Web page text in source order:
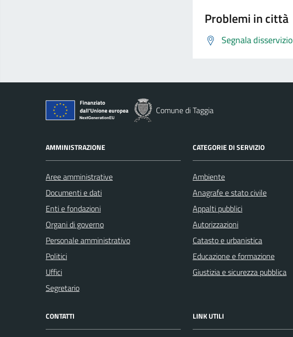
Problemi in città
Segnala disservizio
Comune di Taggia
AMMINISTRAZIONE
Aree amministrative
Documenti e dati
Enti e fondazioni
Organi di governo
Personale amministrativo
Politici
Uffici
Segretario
CATEGORIE DI SERVIZIO
Ambiente
Anagrafe e stato civile
Appalti pubblici
Autorizzazioni
Catasto e urbanistica
Educazione e formazione
Giustizia e sicurezza pubblica
CONTATTI LINK UTILI